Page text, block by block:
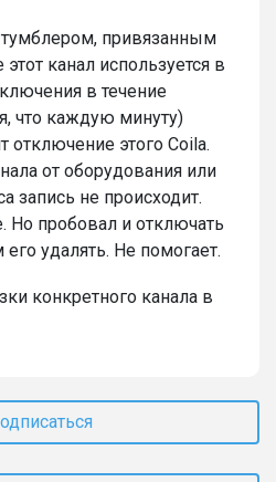
привязанным
канал используется в
в течение
что каждую минуту)
отключение этого Coila.
от оборудования или
запись не происходит.
Но пробовал и отключать
удалять. Не помогает.
конкретного канала в